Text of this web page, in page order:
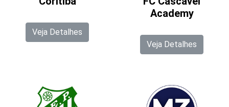
Veja Detalhes
Academy
Veja Detalhes